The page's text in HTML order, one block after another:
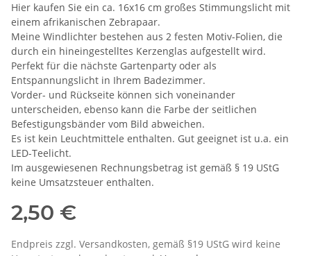
Hier kaufen Sie ein ca. 16x16 cm großes Stimmungslicht mit
einem afrikanischen Zebrapaar.
Meine Windlichter bestehen aus 2 festen Motiv-Folien, die
durch ein hineingestelltes Kerzenglas aufgestellt wird.
Perfekt für die nächste Gartenparty oder als
Entspannungslicht in Ihrem Badezimmer.
Vorder- und Rückseite können sich voneinander
unterscheiden, ebenso kann die Farbe der seitlichen
Befestigungsbänder vom Bild abweichen.
Es ist kein Leuchtmittele enthalten. Gut geeignet ist u.a. ein
LED-Teelicht.
Im ausgewiesenen Rechnungsbetrag ist gemäß § 19 UStG
keine Umsatzsteuer enthalten.
2,50 €
Endpreis zzgl. Versandkosten, gemäß §19 UStG wird keine